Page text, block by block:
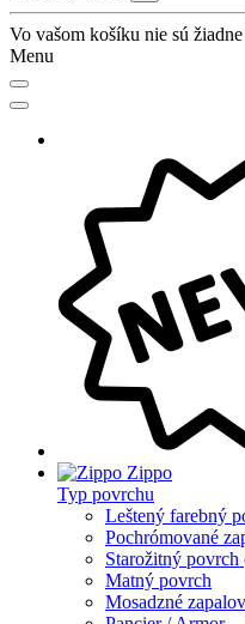
Vo vašom košíku nie sú
Menu
Zippo
Typ povrchu
Leštený farebný
Pochrómované
Starožitný povrch
Matný povrch
Mosadzné